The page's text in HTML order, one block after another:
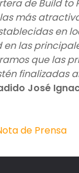
de Build to
más
en
las
que las
finalizadas
José
de Prensa